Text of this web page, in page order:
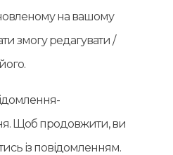
на вашому
змогу редагувати /
Щоб продовжити, ви
із повідомленням.